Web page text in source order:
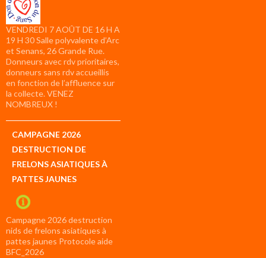
VENDREDI 7 AOÛT DE 16 H A
19 H 30 Salle polyvalente d’Arc
et Senans, 26 Grande Rue.
Donneurs avec rdv prioritaires,
donneurs sans rdv accueillis
en fonction de l’affluence sur
la collecte. VENEZ
NOMBREUX !
CAMPAGNE 2026
DESTRUCTION DE
FRELONS ASIATIQUES À
PATTES JAUNES
Campagne 2026 destruction
nids de frelons asiatiques à
pattes jaunes Protocole aide
BFC_2026